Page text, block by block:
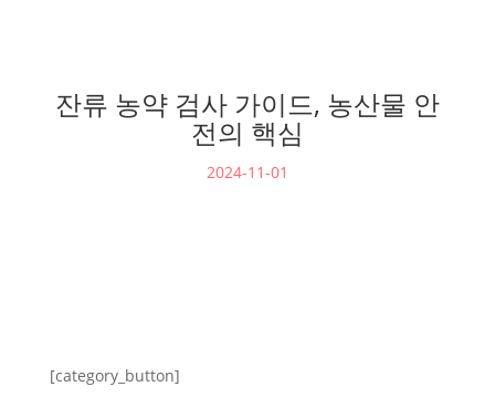
잔류 농약 검사 가이드, 농산물 안
전의 핵심
2024-11-01
[category_button]